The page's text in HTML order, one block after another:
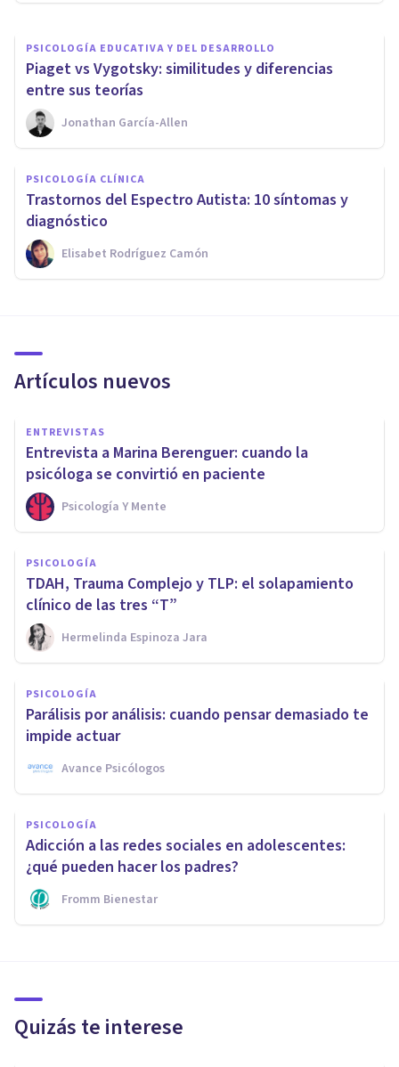
PSICOLOGÍA EDUCATIVA Y DEL DESARROLLO
​Piaget vs Vygotsky: similitudes y diferencias
entre sus teorías
Jonathan García-Allen
PSICOLOGÍA CLÍNICA
​Trastornos del Espectro Autista: 10 síntomas y
diagnóstico
Elisabet Rodríguez Camón
Artículos nuevos
ENTREVISTAS
Entrevista a Marina Berenguer: cuando la
psicóloga se convirtió en paciente
Psicología Y Mente
PSICOLOGÍA
TDAH, Trauma Complejo y TLP: el solapamiento
clínico de las tres “T”
Hermelinda Espinoza Jara
PSICOLOGÍA
Parálisis por análisis: cuando pensar demasiado te
impide actuar
Avance Psicólogos
PSICOLOGÍA
Adicción a las redes sociales en adolescentes:
¿qué pueden hacer los padres?
Fromm Bienestar
Quizás te interese